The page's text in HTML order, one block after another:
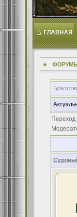
⌂ ГЛАВНАЯ
ФОРУМЫ
Переход